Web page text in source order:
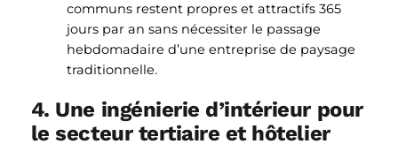
communs restent propres et attractifs 365
jours par an sans nécessiter le passage
hebdomadaire d’une entreprise de paysage
traditionnelle.
4. Une ingénierie d’intérieur pour
le secteur tertiaire et hôtelier